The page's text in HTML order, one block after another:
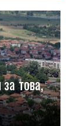
това,